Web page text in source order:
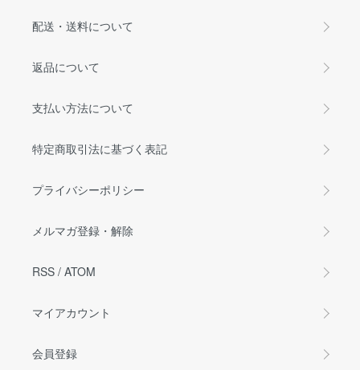
配送・送料について
返品について
支払い方法について
特定商取引法に基づく表記
プライバシーポリシー
メルマガ登録・解除
RSS / ATOM
マイアカウント
会員登録